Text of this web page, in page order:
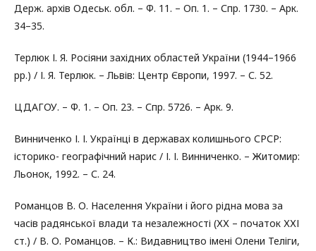
Держ. архів Одеськ. обл. – Ф. 11. – Оп. 1. – Спр. 1730. – Арк.
34–35.
Терлюк І. Я. Росіяни західних областей України (1944–1966
рр.) / І. Я. Терлюк. – Львів: Центр Європи, 1997. – С. 52.
ЦДАГОУ. – Ф. 1. – Оп. 23. – Спр. 5726. – Арк. 9.
Винниченко І. І. Українці в державах колишнього СРСР:
історико- географічний нарис / І. І. Винниченко. – Житомир:
Льонок, 1992. – С. 24.
Романцов В. О. Населення України і його рідна мова за
часів радянської влади та незалежності (ХХ – початок ХХІ
ст.) / В. О. Романцов. – К.: Видавництво імені Олени Теліги,